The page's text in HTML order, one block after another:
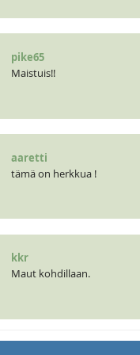
pike65
Maistuis!!
aaretti
tämä on herkkua !
kkr
Maut kohdillaan.